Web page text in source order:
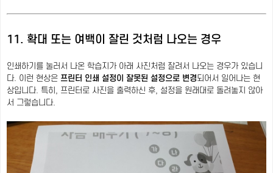
11. 확대 또는 여백이 잘린 것처럼 나오는 경우
인쇄하기를 눌러서 나온 학습지가 아래 사진처럼 잘려서 나오는 경우가 있습니
다. 이런 현상은 프린터 인쇄 설정이 잘못된 설정으로 변경되어서 일어나는 현
상입니다. 특히, 프린터로 사진을 출력하신 후, 설정을 원래대로 돌려놓지 않아
서 그렇습니다.